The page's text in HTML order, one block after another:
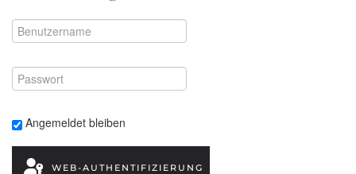
Angemeldet bleiben
WEB-AUTHENTIFIZIERUNG